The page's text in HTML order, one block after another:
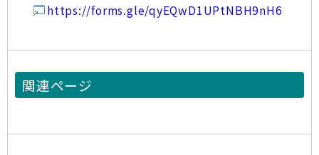
https://forms.gle/qyEQwD1UPtNBH9nH6
関連ページ